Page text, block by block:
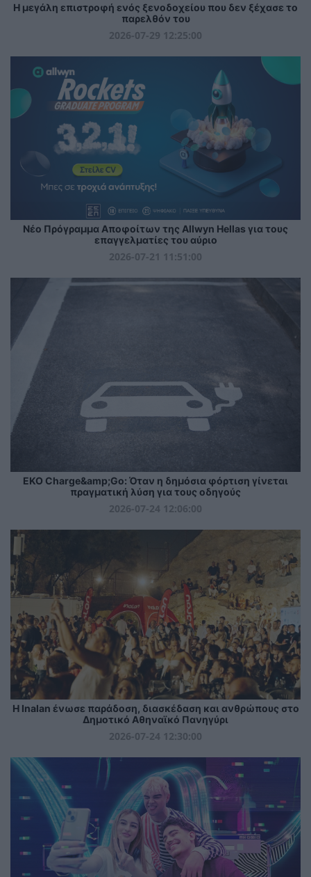
Η μεγάλη επιστροφή ενός ξενοδοχείου που δεν ξέχασε το
παρελθόν του
2026-07-29 12:25:00
Νέο Πρόγραμμα Αποφοίτων της Allwyn Hellas για τους
επαγγελματίες του αύριο
2026-07-21 11:51:00
EKO Charge&amp;Go: Όταν η δημόσια φόρτιση γίνεται
πραγματική λύση για τους οδηγούς
2026-07-24 12:06:00
Η Inalan ένωσε παράδοση, διασκέδαση και ανθρώπους στο
Δημοτικό Αθηναϊκό Πανηγύρι
2026-07-24 12:30:00